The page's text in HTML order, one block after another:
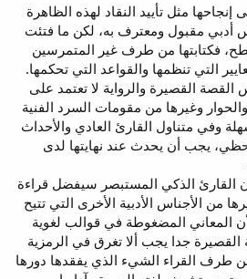
مثل تأييد النقاد لهذه الظاهرة
أدبي مقبول ومعترف به، لكن ما فتئت
فكتابتها من طرف غير المتمرسين
التي تنظمها والقواعد التي تحكمها.
القصيرة والرواية لا تعتمد على
وغيرها من مقومات السرد الفنية
وفي متناول القارئ العادي والأحداث
يجب أن يحدث عند نهايتها لدى
القارئ الذكي المستبصر سيفضل قراءة
من الأجناس الأدبية الأخرى التي تتيح
المعاني المضغوطة في قوالب لغوية
جدا يجب ألا تغرق في الرمزية
طرف القراء الشيء الذي يفقدها دورها